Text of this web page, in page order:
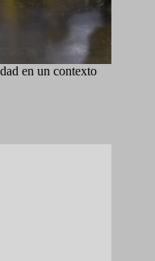
en un contexto